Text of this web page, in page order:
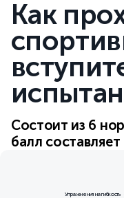
Как
Состоит из 6
балл